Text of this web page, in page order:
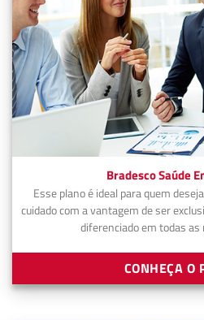
Bradesco Saúde
Esse plano é ideal para quem
cuidado com a vantagem de ser
diferenciado em todas as
CONHEÇA O